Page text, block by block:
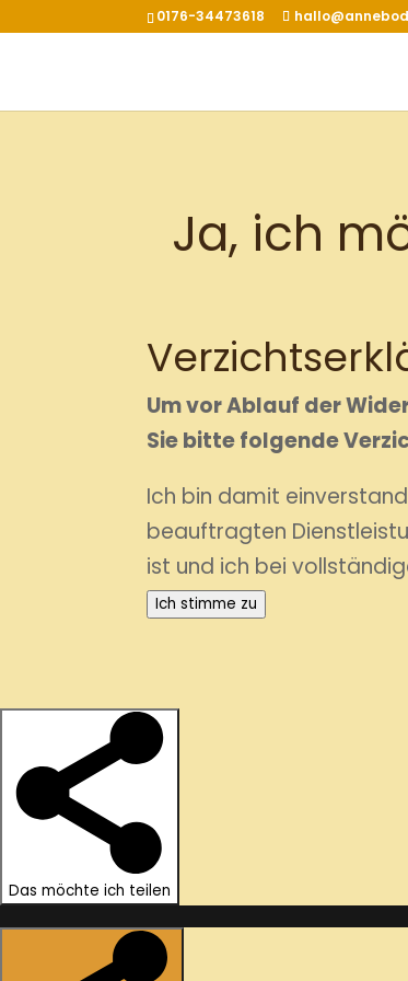
0176-34473618
Ja, ich
Um vor Ablauf der
Sie bitte folgende
Ich bin damit
beauftragten
ist und ich bei
Ich stimme zu
Das möchte ich teilen